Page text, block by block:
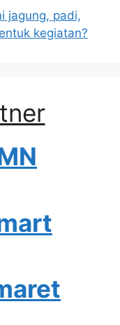
jagung, padi,
kegiatan?